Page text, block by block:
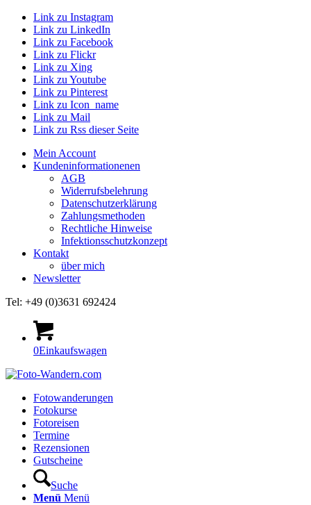
Link zu Instagram
Link zu LinkedIn
Link zu Facebook
Link zu Flickr
Link zu Xing
Link zu Youtube
Link zu Pinterest
Link zu Icon_name
Link zu Mail
Link zu Rss dieser Seite
Mein Account
Kundeninformationenen
AGB
Widerrufsbelehrung
Datenschutzerklärung
Zahlungsmethoden
Rechtliche Hinweise
Infektionsschutzkonzept
Kontakt
über mich
Newsletter
Tel: +49 (0)3631 692424
0Einkaufswagen
Fotowanderungen
Fotokurse
Fotoreisen
Termine
Rezensionen
Gutscheine
Suche
Menü Menü